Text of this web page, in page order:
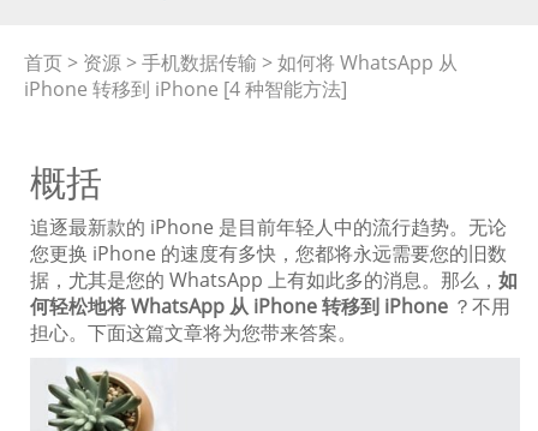
首页 > 资源 >手机数据传输 > 如何将 WhatsApp 从
iPhone 转移到 iPhone [4 种智能方法]
概括
追逐最新款的 iPhone 是目前年轻人中的流行趋势。无论
您更换 iPhone 的速度有多快，您都将永远需要您的旧数
据，尤其是您的 WhatsApp 上有如此多的消息。那么， 如
何轻松地将 WhatsApp 从 iPhone 转移到 iPhone ？不用
担心。下面这篇文章将为您带来答案。